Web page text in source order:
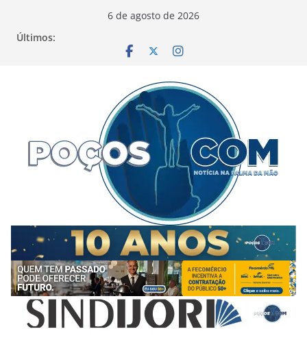
6 de agosto de 2026
Últimos: